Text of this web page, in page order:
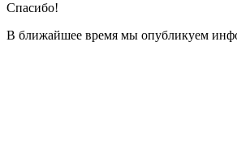
Спасибо!
В ближайшее время мы опубликуем